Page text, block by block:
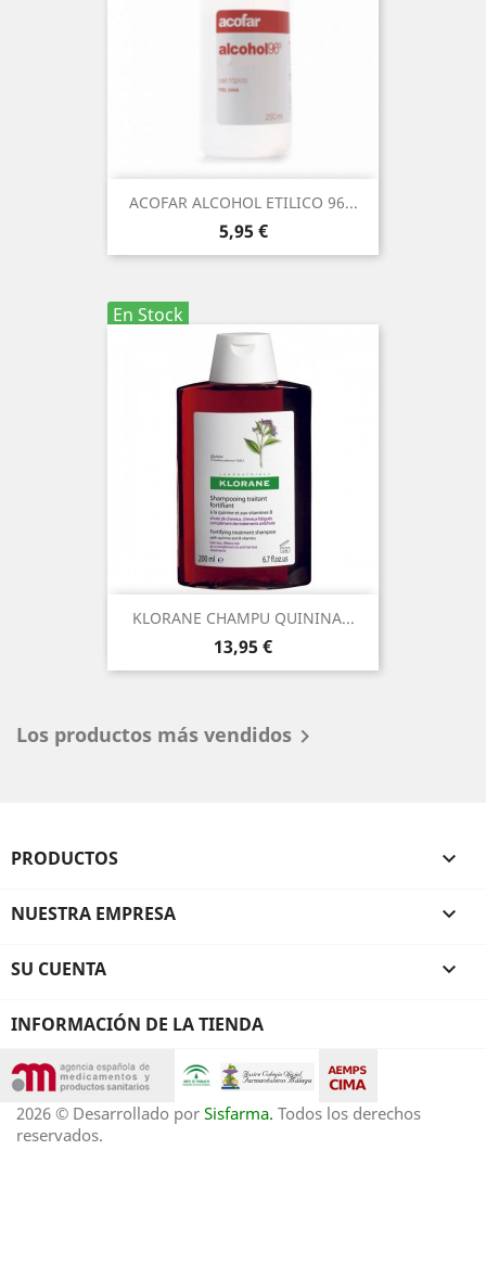
ACOFAR ALCOHOL ETILICO 96...
Precio
5,95 €
En Stock
KLORANE CHAMPU QUININA...
Precio
13,95 €
Los productos más vendidos 
PRODUCTOS 
NUESTRA EMPRESA 
SU CUENTA 
INFORMACIÓN DE LA TIENDA
2026 © Desarrollado por Sisfarma. Todos los derechos
reservados.